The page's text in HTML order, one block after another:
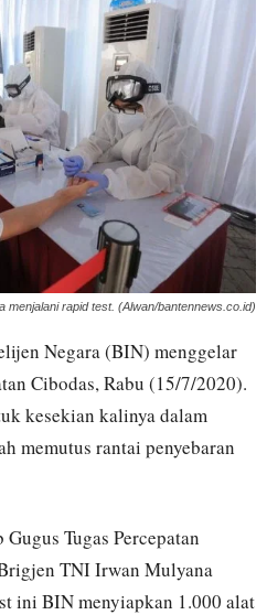
menjalani rapid test. (Alwan/bantennews.co.id)
Negara (BIN) menggelar
Cibodas, Rabu (15/7/2020).
kesekian kalinya dalam
memutus rantai penyebaran
Tugas Percepatan
TNI Irwan Mulyana
ini BIN menyiapkan 1.000 alat